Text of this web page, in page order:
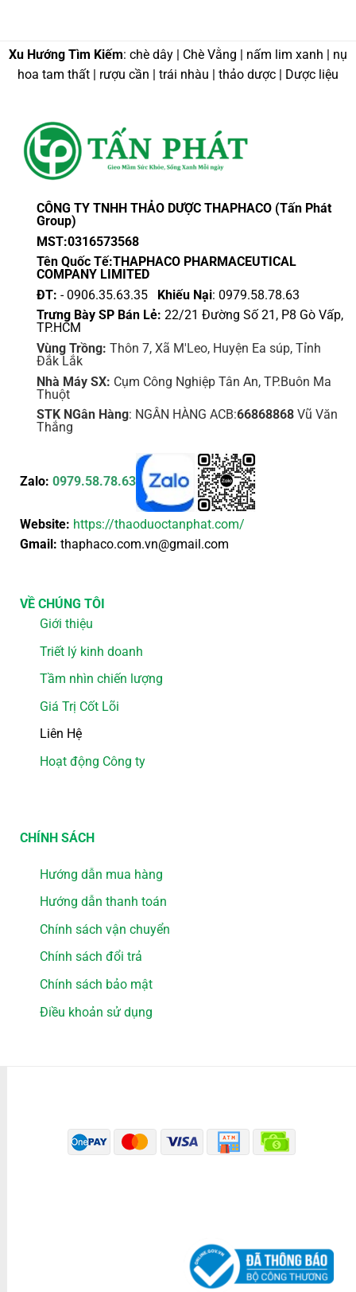
Xu Hướng Tìm Kiếm: chè dây | Chè Vằng | nấm lim xanh | nụ
hoa tam thất | rượu cần | trái nhàu | thảo dược | Dược liệu
CÔNG TY TNHH THẢO DƯỢC THAPHACO (Tấn Phát
Group)
MST:0316573568
Tên Quốc Tế:THAPHACO PHARMACEUTICAL
COMPANY LIMITED
ĐT: - 0906.35.63.35 Khiếu Nại: 0979.58.78.63
Trưng Bày SP Bán Lẻ: 22/21 Đường Số 21, P8 Gò Vấp,
TP.HCM
Vùng Trồng: Thôn 7, Xã M'Leo, Huyện Ea súp, Tỉnh
Đắk Lắk
Nhà Máy SX: Cụm Công Nghiệp Tân An, TP.Buôn Ma
Thuột
STK NGân Hàng: NGÂN HÀNG ACB:66868868Vũ Văn
Thắng
Zalo: 0979.58.78.63
Website: https://thaoduoctanphat.com/
Gmail: thaphaco.com.vn@gmail.com
VỀ CHÚNG TÔI
Giới thiệu
Triết lý kinh doanh
Tầm nhìn chiến lượng
Giá Trị Cốt Lõi
Liên Hệ
Hoạt động Công ty
CHÍNH SÁCH
Hướng dẫn mua hàng
Hướng dẫn thanh toán
Chính sách vận chuyển
Chính sách đổi trả
Chính sách bảo mật
Điều khoản sử dụng